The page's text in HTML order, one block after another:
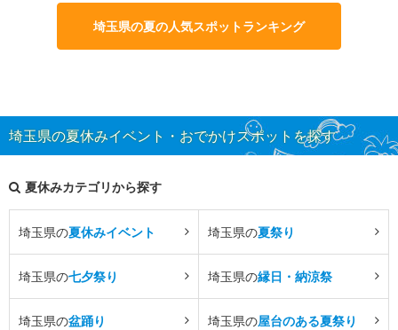
埼玉県の夏の人気スポットランキング
埼玉県の夏休みイベント・おでかけスポットを探す
夏休みカテゴリから探す
埼玉県の夏休みイベント 埼玉県の夏祭り
埼玉県の七夕祭り 埼玉県の縁日・納涼祭
埼玉県の盆踊り 埼玉県の屋台のある夏祭り